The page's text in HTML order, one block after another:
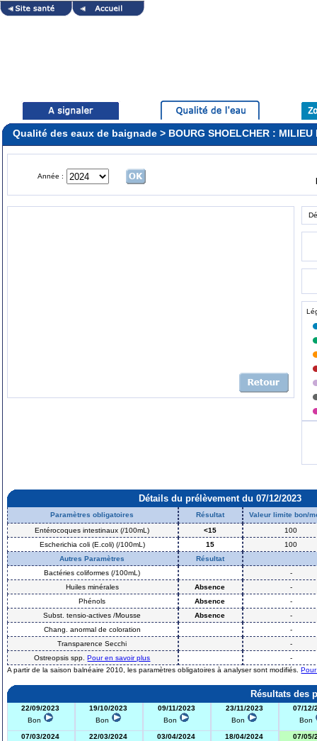
Qualité des eaux de baignade > BOURG SHOELCHER : MILIEU
Année :
Détails du prélèvement du 07/12/2023
Paramètres obligatoires Résultat
Valeur limite bon/
Entérocoques intestinaux (/100mL)
<15
100
Escherichia coli (E.coli) (/100mL)
15
100
Autres Paramètres
Résultat
Bactéries coliformes (/100mL)
-
Huiles minérales
Absence
-
Phénols
Absence
-
Subst. tensio-actives /Mousse
Absence
-
Chang. anormal de coloration
-
Transparence Secchi
-
Ostreopsis spp.Pour en savoir plus
-
A partir de la saison balnéaire 2010, les paramètres obligatoires à analyser sont modifiés.
Résultats des
22/09/2023
Bon
19/10/2023
Bon
09/11/2023
Bon
23/11/2023
Bon
07/12/
Bon
07/03/2024
22/03/2024
03/04/2024
18/04/2024
07/05/